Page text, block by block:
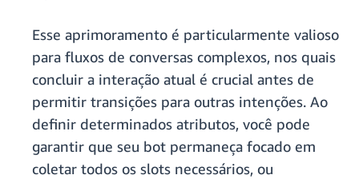
Esse aprimoramento é particularmente valioso
para fluxos de conversas complexos, nos quais
concluir a interação atual é crucial antes de
permitir transições para outras intenções. Ao
definir determinados atributos, você pode
garantir que seu bot permaneça focado em
coletar todos os slots necessários, ou